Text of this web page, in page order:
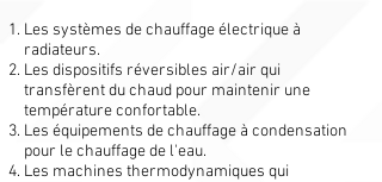
Les systèmes de chauffage électrique à
radiateurs.
Les dispositifs réversibles air/air qui
transfèrent du chaud pour maintenir une
température confortable.
Les équipements de chauffage à condensation
pour le chauffage de l'eau.
Les machines thermodynamiques qui